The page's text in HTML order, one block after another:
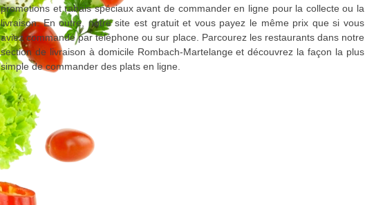
promotions et rabais spéciaux avant de commander en ligne pour la collecte ou la
livraison. En outre, notre site est gratuit et vous payez le même prix que si vous
aviez commandé par téléphone ou sur place. Parcourez les restaurants dans notre
section de livraison à domicile Rombach-Martelange et découvrez la façon la plus
simple de commander des plats en ligne.